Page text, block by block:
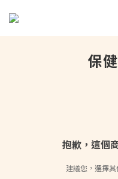
保
抱歉，這個
建議您，選擇